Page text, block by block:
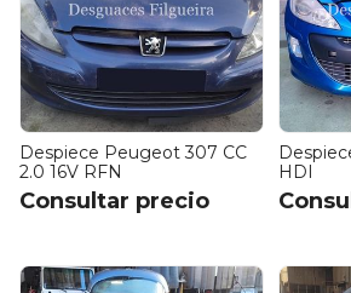
Despiece Peugeot 307 CC
2.0 16V RFN
Consultar precio
HDI